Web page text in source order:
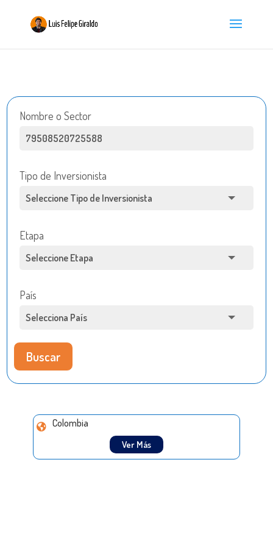
Nombre o Sector
Tipo de Inversionista
Etapa
País
Buscar
Colombia
Ver Más